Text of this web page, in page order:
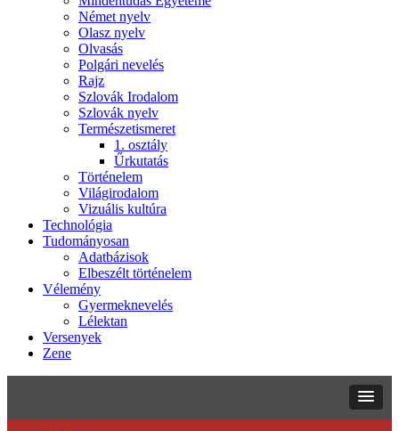
Német nyelv
Olasz nyelv
Olvasás
Polgári nevelés
Rajz
Szlovák Irodalom
Szlovák nyelv
Természetismeret
1. osztály
Űrkutatás
Történelem
Világirodalom
Vizuális kultúra
Technológia
Tudományosan
Adatbázisok
Elbeszélt történelem
Vélemény
Gyermeknevelés
Lélektan
Versenyek
Zene